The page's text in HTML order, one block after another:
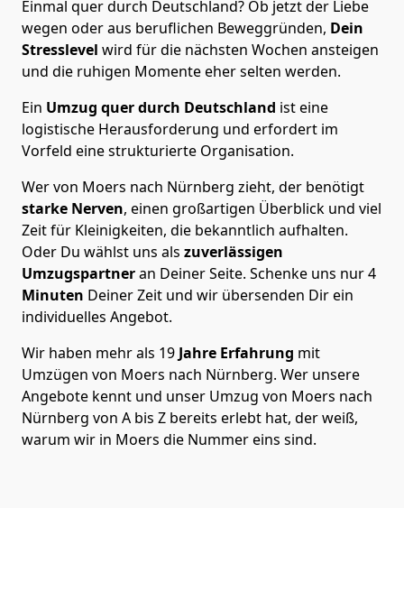
Einmal quer durch Deutschland? Ob jetzt der Liebe
wegen oder aus beruflichen Beweggründen, Dein
Stresslevel wird für die nächsten Wochen ansteigen
und die ruhigen Momente eher selten werden.
Ein Umzug quer durch Deutschland ist eine
logistische Herausforderung und erfordert im
Vorfeld eine strukturierte Organisation.
Wer von Moers nach Nürnberg zieht, der benötigt
starke Nerven, einen großartigen Überblick und viel
Zeit für Kleinigkeiten, die bekanntlich aufhalten.
Oder Du wählst uns als zuverlässigen
Umzugspartneran Deiner Seite. Schenke uns nur4
Minuten Deiner Zeit und wir übersenden Dir ein
individuelles Angebot.
Wir haben mehr als 19 Jahre Erfahrung mit
Umzügen von Moers nach Nürnberg. Wer unsere
Angebote kennt und unser Umzug von Moers nach
Nürnberg von A bis Z bereits erlebt hat, der weiß,
warum wir in Moers die Nummer eins sind.